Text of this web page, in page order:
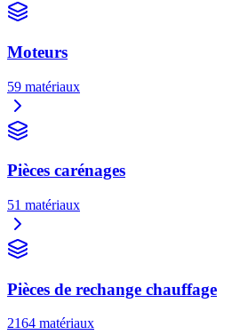
Moteurs
59 matériaux
Pièces carénages
51 matériaux
Pièces de rechange chauffage
2164 matériaux